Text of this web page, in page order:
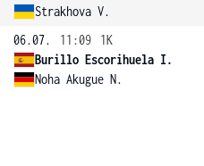
Strakhova V.
06.07.
11:09
1K
Burillo Escorihuela I.
Noha Akugue N.